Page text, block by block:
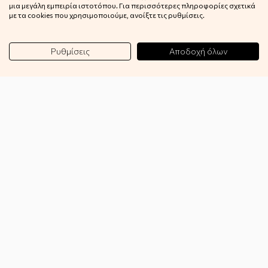
Πληροφορίες αποστολής
Όροι χρήσης
μια μεγάλη εμπειρία ιστοτόπου. Για περισσότερες πληροφορίες σχετικά
με τα cookies που χρησιμοποιούμε, ανοίξτε τις ρυθμίσεις.
Ρυθμίσεις Αποδοχή όλων